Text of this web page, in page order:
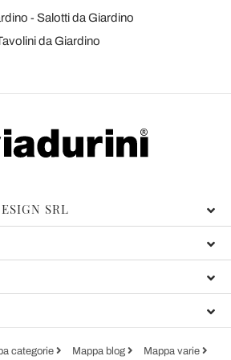
Salotti da Giardino
da Giardino
SRL
categorie Mappa blog Mappa varie